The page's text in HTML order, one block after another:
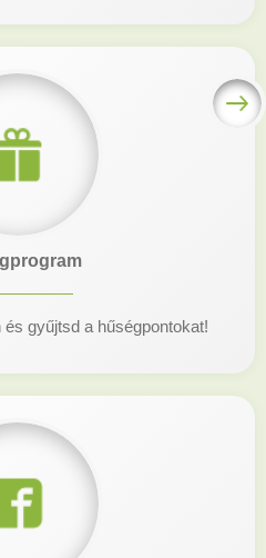
gyűjtsd a hűségpontokat!